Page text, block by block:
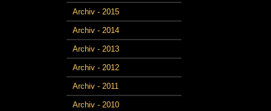
Archiv - 2015
Archiv - 2014
Archiv - 2013
Archiv - 2012
Archiv - 2011
Archiv - 2010